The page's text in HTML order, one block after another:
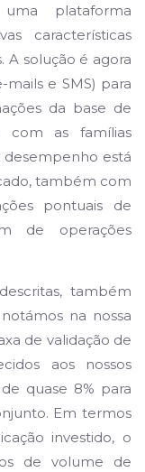
plataforma
características
A solução é agora
e SMS) para
da base de
as famílias
desempenho está
também com
pontuais de
de operações
também
na nossa
de validação de
aos nossos
quase 8% para
Em termos
investido, o
de volume de